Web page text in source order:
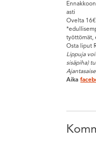
asti
Ovelta
työttömät,
Osta liput
Lippuja
sisäpiha)
Aika